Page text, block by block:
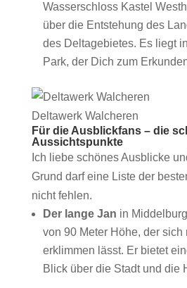
Wasserschloss Kastel
über die Entstehung des
des Deltagebietes. Es liegt
Park, der Dich zum
Deltawerk Walcheren
Für die Ausblickfans – die
Aussichtspunkte
Ich liebe schönes Ausblicke
Grund darf eine Liste der
nicht fehlen.
Der lange Jan in
von 90 Meter Höhe, der sich
erklimmen lässt. Er bietet
Blick über die Stadt und die